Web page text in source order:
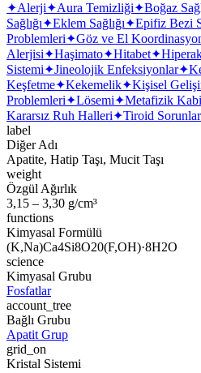
✦Alerji✦Aura Temizliği✦Boğaz
Sağlığı✦Eklem Sağlığı✦Epifiz Bezi
Problemleri✦Göz ve El
Alerjisi✦Haşimato✦Hitabet✦
Sistemi✦Jineolojik Enfeksiyonlar✦
Keşfetme✦Kekemelik✦Kişisel
Problemleri✦Lösemi✦Metafizik
Kararsız Ruh Halleri✦Tiroid
label
Diğer Adı
Apatite, Hatip Taşı, Mucit Taşı
weight
Özgül Ağırlık
3,15 – 3,30 g/cm³
functions
Kimyasal Formülü
(K,Na)Ca4Si8O20(F,OH)·8H2O
science
Kimyasal Grubu
Fosfatlar
account_tree
Bağlı Grubu
Apatit Grup
grid_on
Kristal Sistemi